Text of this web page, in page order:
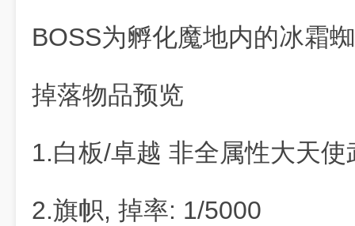
BOSS为孵化魔地内的冰霜
掉落物品预览
1.白板/卓越 非全属性大天
2.旗帜, 掉率: 1/5000